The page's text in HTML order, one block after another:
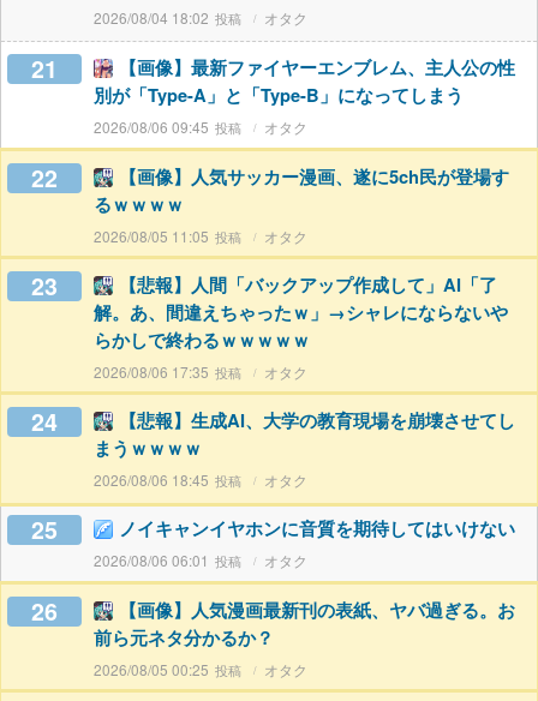
2026/08/04 18:02 オタク
21
【画像】最新ファイヤーエンブレム、主人公の性
別が「Type-A」と「Type-B」になってしまう
2026/08/06 09:45 オタク
22
【画像】人気サッカー漫画、遂に5ch民が登場す
るｗｗｗｗ
2026/08/05 11:05 オタク
23
【悲報】人間「バックアップ作成して」AI「了
解。あ、間違えちゃったｗ」→シャレにならないや
らかしで終わるｗｗｗｗｗ
2026/08/06 17:35 オタク
24
【悲報】生成AI、大学の教育現場を崩壊させてし
まうｗｗｗｗ
2026/08/06 18:45 オタク
25 ノイキャンイヤホンに音質を期待してはいけない
2026/08/06 06:01 オタク
26
【画像】人気漫画最新刊の表紙、ヤバ過ぎる。お
前ら元ネタ分かるか？
2026/08/05 00:25 オタク